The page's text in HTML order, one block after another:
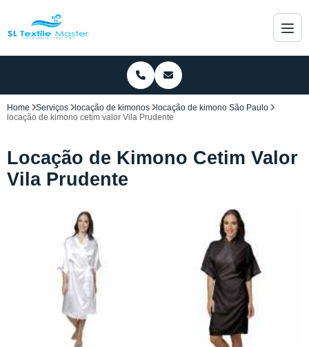
Home Serviços locação de kimonos
locação de kimono São Paulo
locação de kimono cetim valor Vila Prudente
Locação de Kimono Cetim Valor
Vila Prudente